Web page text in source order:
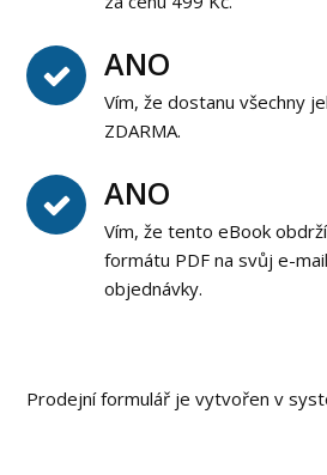
ANO
Vím, že dostanu všechny
ZDARMA.
ANO
Vím, že tento eBook
formátu PDF na svůj e-
objednávky.
Prodejní formulář je vytvořen v